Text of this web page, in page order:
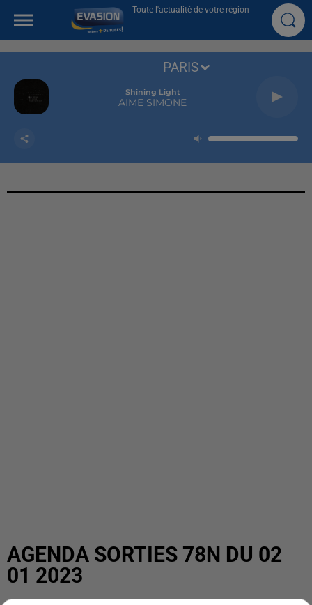
Toute l'actualité de votre région
Shining Light
AIME SIMONE
PARIS
AGENDA SORTIES 78N DU 02
01 2023